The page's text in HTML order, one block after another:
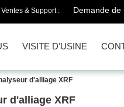
Ventes & Support : Demande de
VISITE D'USINE
d'alliage XRF
d'alliage XRF